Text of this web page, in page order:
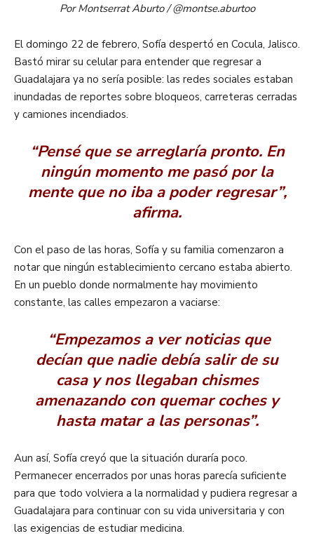
Por Montserrat Aburto / @montse.aburtoo
El domingo 22 de febrero, Sofía despertó en Cocula, Jalisco.
Bastó mirar su celular para entender que regresar a
Guadalajara ya no sería posible: las redes sociales estaban
inundadas de reportes sobre bloqueos, carreteras cerradas
y camiones incendiados.
“Pensé que se arreglaría pronto. En
ningún momento me pasó por la
mente que no iba a poder regresar”,
afirma.
Con el paso de las horas, Sofía y su familia comenzaron a
notar que ningún establecimiento cercano estaba abierto.
En un pueblo donde normalmente hay movimiento
constante, las calles empezaron a vaciarse:
“Empezamos a ver noticias que
decían que nadie debía salir de su
casa y nos llegaban chismes
amenazando con quemar coches y
hasta matar a las personas”.
Aun así, Sofía creyó que la situación duraría poco.
Permanecer encerrados por unas horas parecía suficiente
para que todo volviera a la normalidad y pudiera regresar a
Guadalajara para continuar con su vida universitaria y con
las exigencias de estudiar medicina.